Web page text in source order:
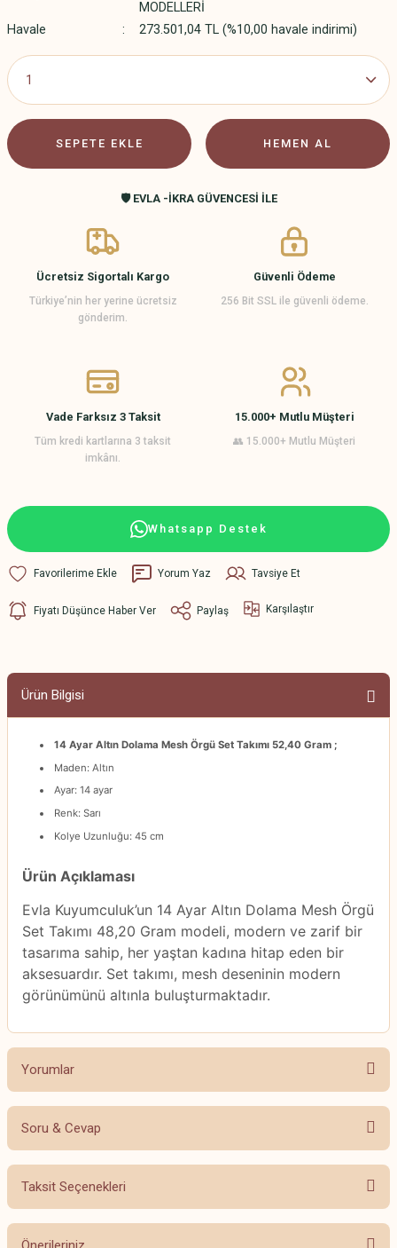
MODELLERİ
Havale
273.501,04 TL (%10,00 havale indirimi)
SEPETE EKLE HEMEN AL
🛡️ EVLA -İKRA GÜVENCESİ İLE
Ücretsiz Sigortalı Kargo
Türkiye’nin her yerine ücretsiz
gönderim.
Güvenli Ödeme
256 Bit SSL ile güvenli ödeme.
Vade Farksız 3 Taksit
Tüm kredi kartlarına 3 taksit
imkânı.
15.000+ Mutlu Müşteri
👥 15.000+ Mutlu Müşteri
Whatsapp Destek
Yorum Yaz Tavsiye Et
Fiyatı Düşünce Haber Ver Paylaş Karşılaştır
Ürün Bilgisi
14 Ayar Altın Dolama Mesh Örgü Set Takımı 52,40 Gram ;
Maden: Altın
Ayar: 14 ayar
Renk: Sarı
Kolye Uzunluğu: 45 cm
Ürün Açıklaması
Evla Kuyumculuk’un 14 Ayar Altın Dolama Mesh Örgü
Set Takımı 48,20 Gram modeli, modern ve zarif bir
tasarıma sahip, her yaştan kadına hitap eden bir
aksesuardır. Set takımı, mesh deseninin modern
görünümünü altınla buluşturmaktadır.
Yorumlar
Soru & Cevap
Taksit Seçenekleri